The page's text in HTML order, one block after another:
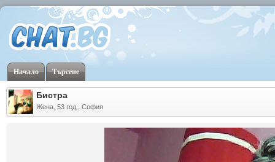
Начало Търсене
Бистра
Жена, 53 год., София